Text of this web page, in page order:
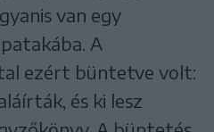
van egy
A
ezért büntetve volt:
és ki lesz